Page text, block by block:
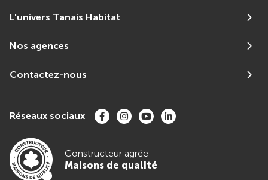
L'univers Tanais Habitat
Nos agences
Contactez-nous
Réseaux sociaux
Constructeur agrée
Maisons de qualité